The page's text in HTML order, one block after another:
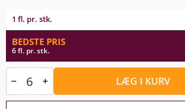
1 fl. pr. stk.
BEDSTE PRIS
6 fl. pr. stk.
LÆG I KURV